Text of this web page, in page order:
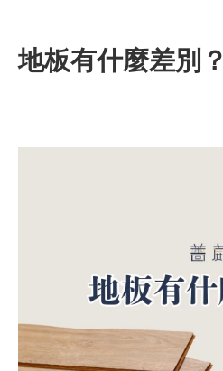
地板有什麼差別？